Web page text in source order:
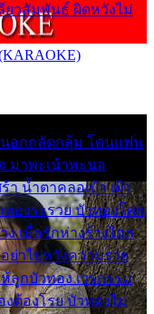
ยวสัมพันธ์ ผิดหวังไม่
นอกกลัดกลุ้ม โดนแฟน
มาพะเน้าพะนอ
า น้ำตาคลอเบ้า เฝ้า
องระรวย บัวทองโศก
ง เมื่อรักห่างร้างไกล
ย่าไปหวังความรวย
ลูกบัวทอง เวรกรรม
ต้องโรย บัวทองไม่